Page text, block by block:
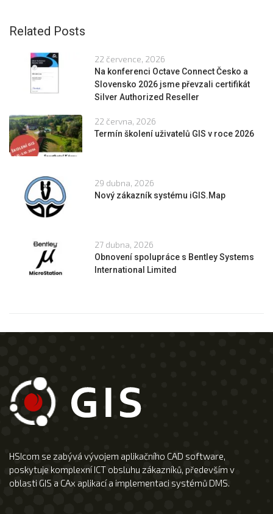
Related Posts
22 července, 2026
Na konferenci Octave Connect Česko a
Slovensko 2026 jsme převzali certifikát
Silver Authorized Reseller
22 června, 2026
Termín školení uživatelů GIS v roce 2026
29 dubna, 2026
Nový zákazník systému iGIS.Map
27 dubna, 2026
Obnovení spolupráce s Bentley Systems
International Limited
HSIcom se zabývá vývojem aplikačního CAD software,
poskytuje komplexní ICT obsluhu zákazníků, především v
oblasti GIS a CAx aplikací a implementaci systémů DMS.